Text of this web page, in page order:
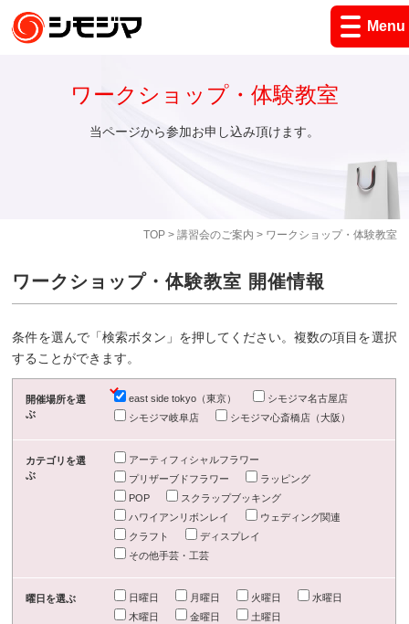
Menu
TOP> 講習会のご案内 > ワークショップ・体験教室
ワークショップ・体験教室
当ページから参加お申し込み頂けます。
ワークショップ・体験教室 開催情報
条件を選んで「検索ボタン」を押してください。複数の項目を選択
することができます。
開催場所を選
ぶ
east side tokyo（東京）
シモジマ名古屋店
シモジマ岐阜店
シモジマ心斎橋店（大阪）
カテゴリを選
ぶ
アーティフィシャルフラワー
プリザーブドフラワー
ラッピング
POP
スクラップブッキング
ハワイアンリボンレイ
ウェディング関連
クラフト
ディスプレイ
その他手芸・工芸
曜日を選ぶ 日曜日 月曜日 火曜日
水曜日
木曜日
金曜日 土曜日